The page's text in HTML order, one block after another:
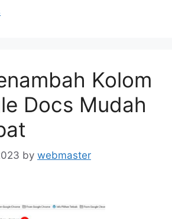
Kolom
Docs Mudah
by webmaster